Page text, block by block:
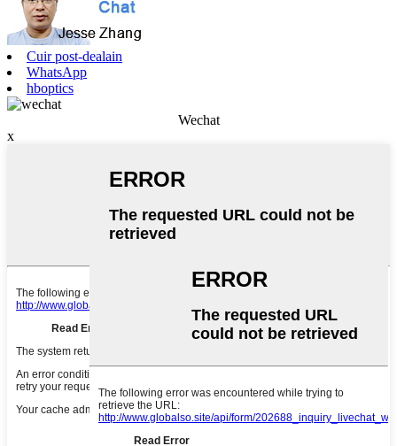
Cuir post-dealain
WhatsApp
hboptics
Wechat
x